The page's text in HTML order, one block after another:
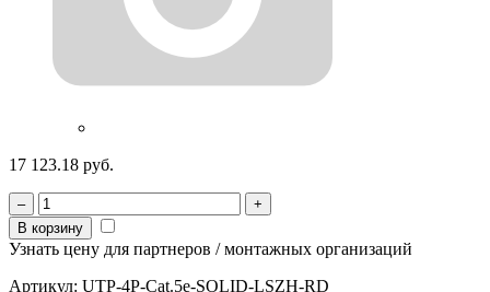
17 123.18 руб.
–
+
В корзину
Узнать цену для партнеров / монтажных организаций
Артикул: UTP-4P-Cat.5e-SOLID-LSZH-RD